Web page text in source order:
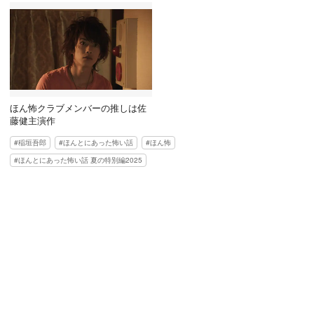
ほん怖クラブメンバーの推しは佐
藤健主演作
稲垣吾郎 ほんとにあった怖い話
ほん怖
ほんとにあった怖い話 夏の特別編2025